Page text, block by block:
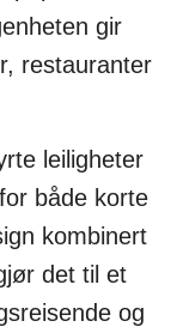
gir
restauranter
leiligheter
både korte
kombinert
det til et
og